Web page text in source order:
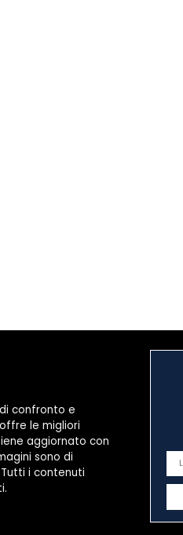
confronto e
le migliori
aggiornato con
sono di
i contenuti